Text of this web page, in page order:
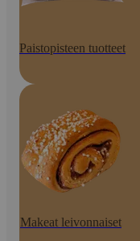
Paistopisteen tuotteet
Makeat leivonnaiset